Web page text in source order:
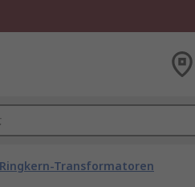
Ringkern-Transformatoren